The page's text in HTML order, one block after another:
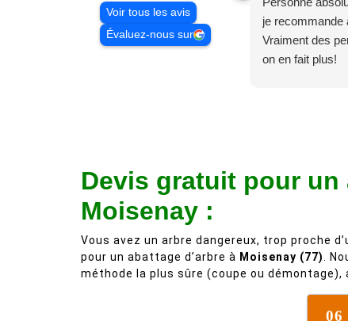
Voir tous les avis
Évaluez-nous sur
je recommande
Vraiment des
on en fait plus!
Devis gratuit pour un
Moisenay :
Vous avez un arbre dangereux, trop proche
pour un abattage d’arbre à Moisenay (77)
.
méthode la plus sûre (coupe ou
06